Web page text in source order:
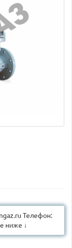
Телефон:
ниже ↓